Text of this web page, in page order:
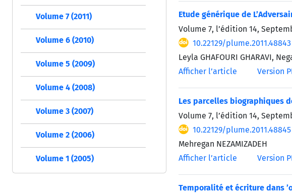
Etude générique de
Volume 7, l’édition 14,
10.22129/plume.2011.48843
Leyla GHAFOURI GHARAVI,
Afficher l’article
Version
Les parcelles biographiques
Volume 7, l’édition 14,
10.22129/plume.2011.48845
Mehregan NEZAMIZADEH
Afficher l’article
Version
Temporalité et écriture dans
Volume 7 (2011)
Volume 6 (2010)
Volume 5 (2009)
Volume 4 (2008)
Volume 3 (2007)
Volume 2 (2006)
Volume 1 (2005)